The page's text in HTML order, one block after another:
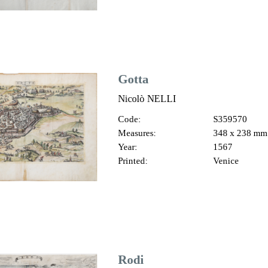
Gotta
Nicolò NELLI
Code:
S359570
Measures:
348 x 238 mm
Year:
1567
Printed:
Venice
Rodi